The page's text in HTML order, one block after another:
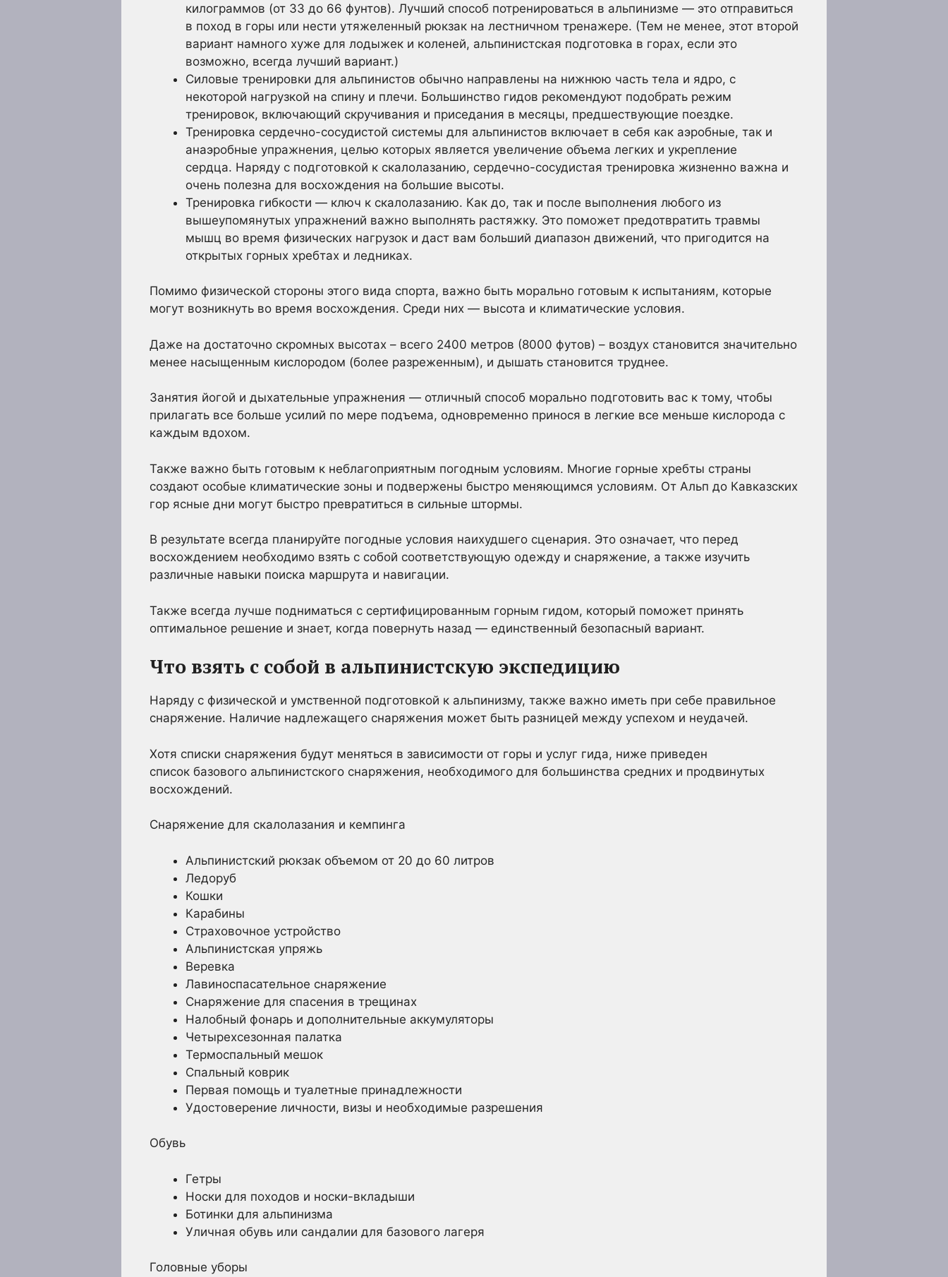
килограммов (от 33 до 66 фунтов). Лучший способ потренироваться в альпинизме — это отправиться
в поход в горы или нести утяжеленный рюкзак на лестничном тренажере. (Тем не менее, этот второй
вариант намного хуже для лодыжек и коленей, альпинистская подготовка в горах, если это
возможно, всегда лучший вариант.)
Силовые тренировки для альпинистов обычно направлены на нижнюю часть тела и ядро, с
некоторой нагрузкой на спину и плечи. Большинство гидов рекомендуют подобрать режим
тренировок, включающий скручивания и приседания в месяцы, предшествующие поездке.
Тренировка сердечно-сосудистой системы для альпинистов включает в себя как аэробные, так и
анаэробные упражнения, целью которых является увеличение объема легких и укрепление
сердца. Наряду с подготовкой к скалолазанию, сердечно-сосудистая тренировка жизненно важна и
очень полезна для восхождения на большие высоты.
Тренировка гибкости — ключ к скалолазанию. Как до, так и после выполнения любого из
вышеупомянутых упражнений важно выполнять растяжку. Это поможет предотвратить травмы
мышц во время физических нагрузок и даст вам больший диапазон движений, что пригодится на
открытых горных хребтах и ледниках.
Помимо физической стороны этого вида спорта, важно быть морально готовым к испытаниям, которые
могут возникнуть во время восхождения. Среди них — высота и климатические условия.
Даже на достаточно скромных высотах – всего 2400 метров (8000 футов) – воздух становится значительно
менее насыщенным кислородом (более разреженным), и дышать становится труднее.
Занятия йогой и дыхательные упражнения — отличный способ морально подготовить вас к тому, чтобы
прилагать все больше усилий по мере подъема, одновременно принося в легкие все меньше кислорода с
каждым вдохом.
Также важно быть готовым к неблагоприятным погодным условиям. Многие горные хребты страны
создают особые климатические зоны и подвержены быстро меняющимся условиям. От Альп до Кавказских
гор ясные дни могут быстро превратиться в сильные штормы.
В результате всегда планируйте погодные условия наихудшего сценария. Это означает, что перед
восхождением необходимо взять с собой соответствующую одежду и снаряжение, а также изучить
различные навыки поиска маршрута и навигации.
Также всегда лучше подниматься с сертифицированным горным гидом, который поможет принять
оптимальное решение и знает, когда повернуть назад — единственный безопасный вариант.
Что взять с собой в альпинистскую экспедицию
Наряду с физической и умственной подготовкой к альпинизму, также важно иметь при себе правильное
снаряжение. Наличие надлежащего снаряжения может быть разницей между успехом и неудачей.
Хотя списки снаряжения будут меняться в зависимости от горы и услуг гида, ниже приведен
список базового альпинистского снаряжения, необходимого для большинства средних и продвинутых
восхождений.
Снаряжение для скалолазания и кемпинга
Альпинистский рюкзак объемом от 20 до 60 литров
Ледоруб
Кошки
Карабины
Страховочное устройство
Альпинистская упряжь
Веревка
Лавиноспасательное снаряжение
Снаряжение для спасения в трещинах
Налобный фонарь и дополнительные аккумуляторы
Четырехсезонная палатка
Термоспальный мешок
Спальный коврик
Первая помощь и туалетные принадлежности
Удостоверение личности, визы и необходимые разрешения
Обувь
Гетры
Носки для походов и носки-вкладыши
Ботинки для альпинизма
Уличная обувь или сандалии для базового лагеря
Головные уборы